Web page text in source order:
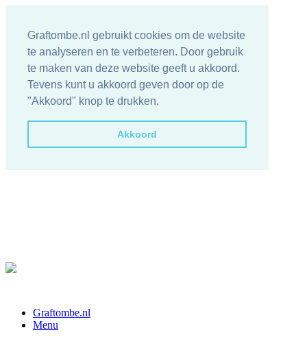
Graftombe.nl gebruikt cookies om de website
te analyseren en te verbeteren. Door gebruik
te maken van deze website geeft u akkoord.
Tevens kunt u akkoord geven door op de
"Akkoord" knop te drukken.
Akkoord
Graftombe.nl
Menu